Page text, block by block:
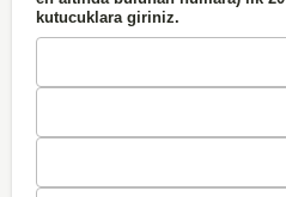
kutucuklara giriniz.